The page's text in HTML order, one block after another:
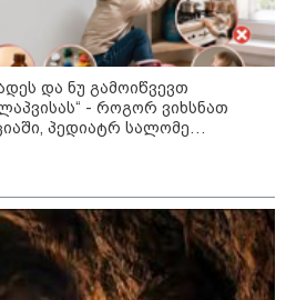
ეროვნული სააგენტოს
9-11 აგვისტოს
მოსალოდნელია
წვიმა
და ნუ გამოიწვევთ
- როგორ ვიხსნათ
პედიატრ სალომე